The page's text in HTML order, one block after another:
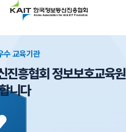
수 교육기관
진흥협회 정보보호교육원
니다